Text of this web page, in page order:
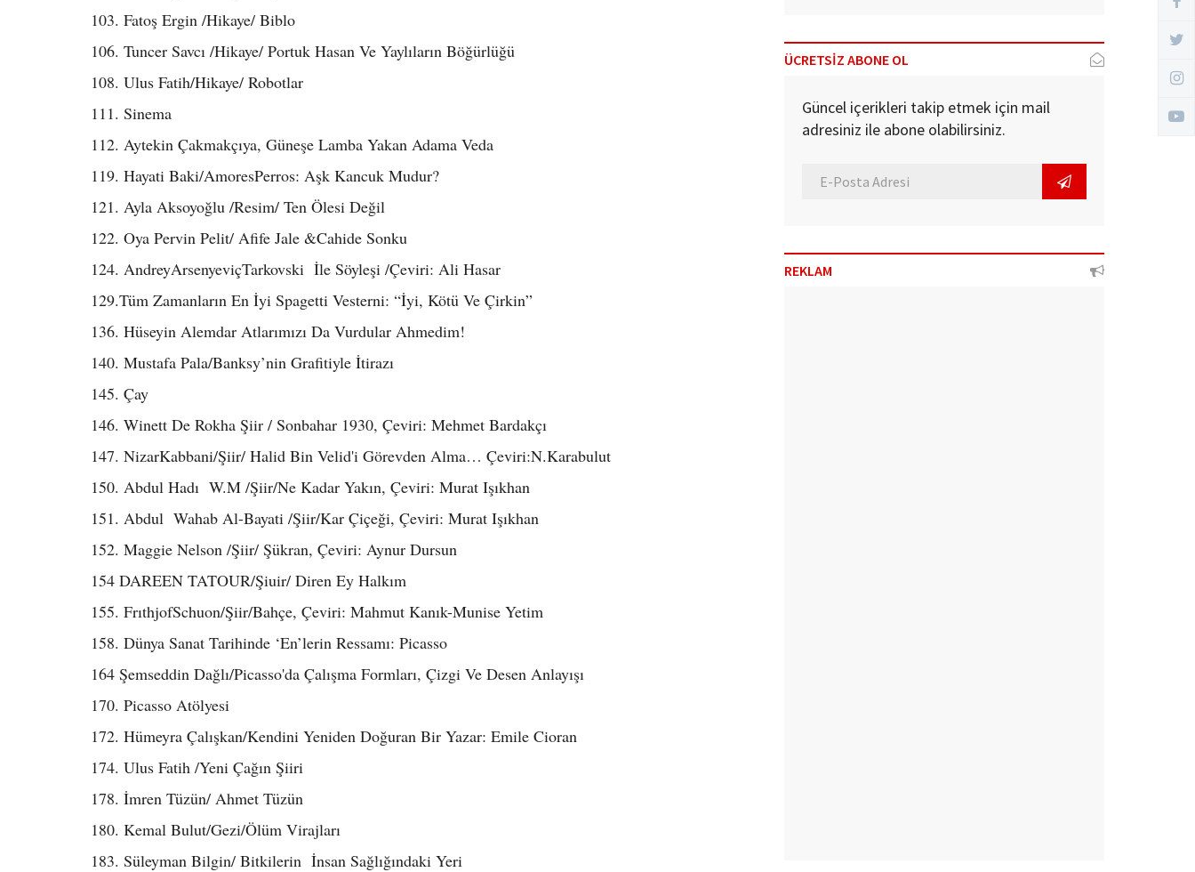
103. Fatoş Ergin /Hikaye/ Biblo
106. Tuncer Savcı /Hikaye/ Portuk Hasan Ve Yaylıların Böğürlüğü
108. Ulus Fatih/Hikaye/ Robotlar
111. Sinema
112. Aytekin Çakmakçıya, Güneşe Lamba Yakan Adama Veda
119. Hayati Baki/AmoresPerros: Aşk Kancuk Mudur?
121. Ayla Aksoyoğlu /Resim/ Ten Ölesi Değil
122. Oya Pervin Pelit/ Afife Jale &Cahide Sonku
124. AndreyArsenyeviçTarkovski İle Söyleşi /Çeviri: Ali Hasar
129.Tüm Zamanların En İyi Spagetti Vesterni: “İyi, Kötü Ve Çirkin”
136. Hüseyin Alemdar Atlarımızı Da Vurdular Ahmedim!
140. Mustafa Pala/Banksy’nin Grafitiyle İtirazı
145. Çay
146. Winett De Rokha Şiir / Sonbahar 1930, Çeviri: Mehmet Bardakçı
147. NizarKabbani/Şiir/ Halid Bin Velid'i Görevden Alma… Çeviri:N.Karabulut
150. Abdul Hadı W.M /Şiir/Ne Kadar Yakın, Çeviri: Murat Işıkhan
151. Abdul Wahab Al-Bayati /Şiir/Kar Çiçeği, Çeviri: Murat Işıkhan
152. Maggie Nelson /Şiir/ Şükran, Çeviri: Aynur Dursun
154 DAREEN TATOUR/Şiuir/ Diren Ey Halkım
155. FrıthjofSchuon/Şiir/Bahçe, Çeviri: Mahmut Kanık-Munise Yetim
158. Dünya Sanat Tarihinde ‘En’lerin Ressamı: Picasso
164 Şemseddin Dağlı/Picasso'da Çalışma Formları, Çizgi Ve Desen Anlayışı
170. Picasso Atölyesi
172. Hümeyra Çalışkan/Kendini Yeniden Doğuran Bir Yazar: Emile Cioran
174. Ulus Fatih /Yeni Çağın Şiiri
178. İmren Tüzün/ Ahmet Tüzün
180. Kemal Bulut/Gezi/Ölüm Virajları
183. Süleyman Bilgin/ Bitkilerin İnsan Sağlığındaki Yeri
ÜCRETSİZ ABONE OL
Güncel içerikleri takip etmek için mail
adresiniz ile abone olabilirsiniz.
REKLAM